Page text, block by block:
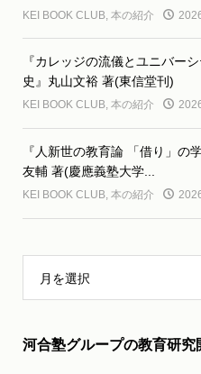
KEI BOOK CLUB, 本の紹介
『カレッジの流儀とユニバー
史』丸山文裕 著(東信堂刊)
KEI BOOK CLUB, 本の紹介
『人新世の教育論 「借り」の
友輔 著(慶應義塾大学...
KEI BOOK CLUB, 本の紹介
月を選択
河合塾グループの教育研究